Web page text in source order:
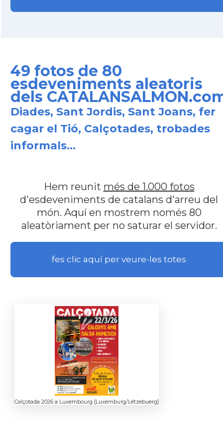
49 fotos de 80
esdeveniments aleatoris
dels
Diades, Sant Jordis, Sant Joans, fer
cagar el Tió, Calçotades, trobades
informals...
Hem reunit més de 1.000 fotos
d'esdeveniments de catalans d'arreu del
món. Aquí en mostrem només 80
aleatòriament per no saturar el servidor.
fes clic aquí per veure-les totes
Calçotada 2026 a Luxembourg [Luxemburg/Lëtzebuerg]